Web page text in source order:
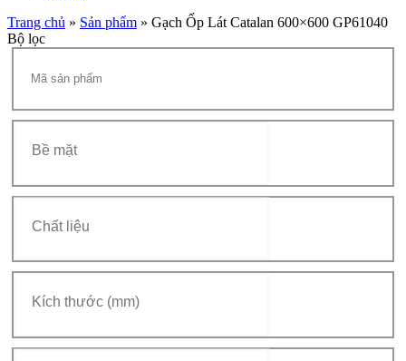
Trang chủ » Sản phẩm » Gạch Ốp Lát Catalan 600×600 GP61040
Bộ lọc